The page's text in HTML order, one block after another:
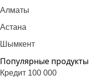
Алматы
Астана
Шымкент
Популярные продукты
Кредит 100 000